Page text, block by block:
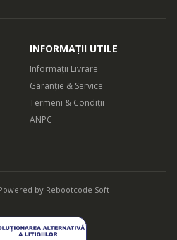
INFORMAȚII UTILE
Informații Livrare
Garanție & Service
Termeni & Condiții
ANPC
by Rebootcode Soft